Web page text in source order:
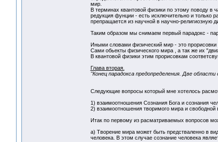
мир.
В терминах квантовой физики по этому поводу в
редукция фунции - есть исключительно и только
препращается из научной в научно-религиозную
Таким образом мы снимаем первый парадокс -
Иными словами физический мир - это
Сами обьекты физического мира , а так же их
В квантовой физики этим прорисовкам
Глава вторая.
"Конец парадокса предопределения. Две области
Следующие вопросы который мне хотелось
1) взаимоотношения Сознания Бога и сознания
2) взаимоотношения творимого мира и свободной
Итак по первому из расматриваемых вопросов
а) Творение мира может быть предстваленно в
человека. В этом случае сознание человека